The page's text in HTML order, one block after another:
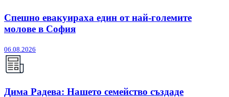
Спешно евакуираха един от най-големите
молове в София
06.08.2026
Дима Радева: Нашето семейство създаде